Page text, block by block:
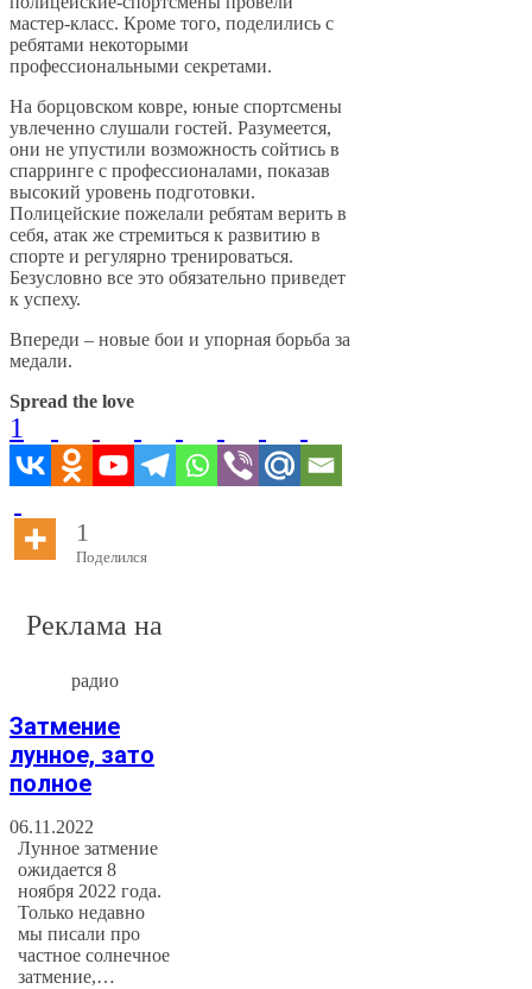
мастер-класс. Кроме того, поделились с
ребятами некоторыми
профессиональными секретами.
На борцовском ковре, юные спортсмены
увлеченно слушали гостей. Разумеется,
они не упустили возможность сойтись в
спарринге с профессионалами, показав
высокий уровень подготовки.
Полицейские пожелали ребятам верить в
себя, атак же стремиться к развитию в
спорте и регулярно тренироваться.
Безусловно все это обязательно приведет
к успеху.
Впереди – новые бои и упорная борьба за
медали.
Spread the love
1
1
Поделился
Реклама на
радио
Затмение
лунное, зато
полное
06.11.2022
Лунное затмение
ожидается 8
ноября 2022 года.
Только недавно
мы писали про
частное солнечное
затмение,…